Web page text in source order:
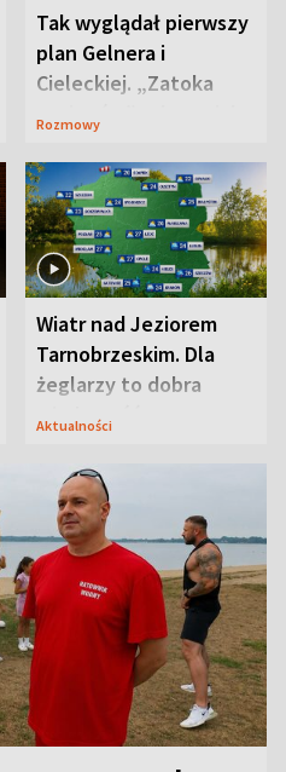
Tak wyglądał pierwszy
plan Gelnera i
Cieleckiej. „Zatoka
szpiegów” od razu ich
Rozmowy
Wiatr nad Jeziorem
Tarnobrzeskim. Dla
żeglarzy to dobra
wiadomość
Aktualności